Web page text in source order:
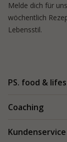
Melde dich für
wöchentlich
Lebensstil.
PS. food &
Kundenerfolge
Coaching
Kundenservice